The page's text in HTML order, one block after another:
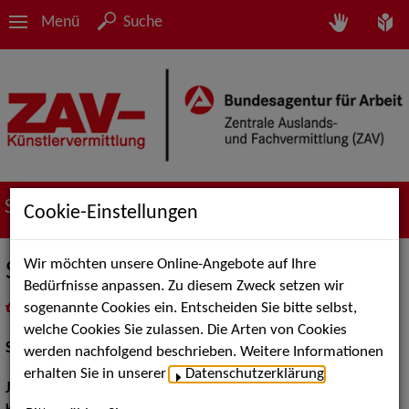
Menü Suche
Suche nach Künstler*innen
Simin Soraya
als PDF speichern
inMeine Merklistelegen
Schauspiel:Film und TV
Jahrgang:
Cookie-Einstellungen
Wir möchten unsere Online-Angebote auf Ihre
Bedürfnisse anpassen. Zu diesem Zweck setzen wir
sogenannte Cookies ein. Entscheiden Sie bitte selbst,
welche Cookies Sie zulassen. Die Arten von Cookies
werden nachfolgend beschrieben. Weitere Informationen
erhalten Sie in unserer
Datenschutzerklärung